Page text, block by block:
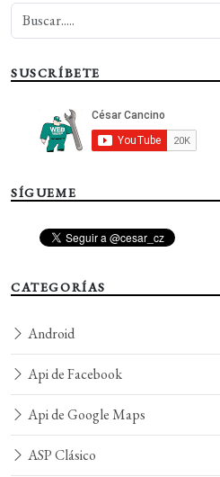
SUSCRÍBETE
SÍGUEME
CATEGORÍAS
Android
Api de Facebook
Api de Google Maps
ASP Clásico